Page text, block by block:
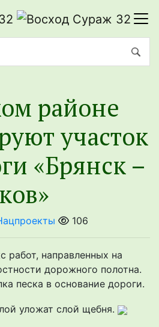
районе
участок
«Брянск –
106
работ, направленных на
дорожного полотна.
песка в основание дороги.
уложат слой щебня.